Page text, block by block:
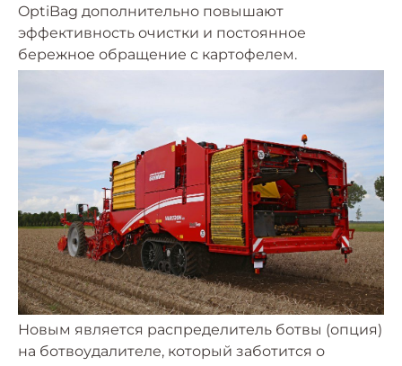
OptiBag дополнительно повышают
эффективность очистки и постоянное
бережное обращение с картофелем.
Новым является распределитель ботвы (опция)
на ботвоудалителе, который заботится о